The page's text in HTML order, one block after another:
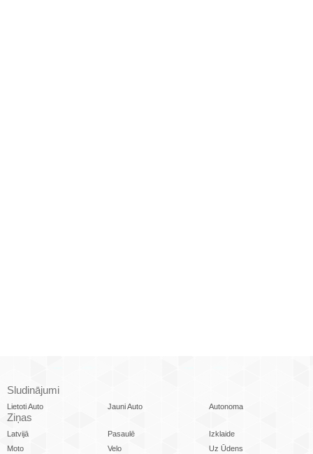
Sludinājumi
Lietoti Auto Jauni Auto Autonoma
Ziņas
Latvijā Pasaulē
Izklaide
Moto
Velo
Uz Ūdens